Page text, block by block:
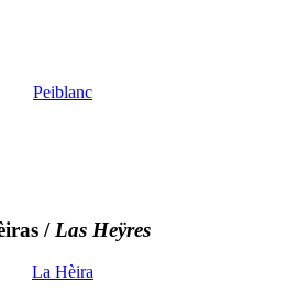
Peiblanc
/ Las Heÿres
La Hèira